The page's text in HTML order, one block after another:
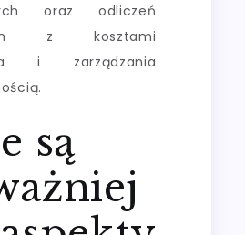
oraz odliczeń
z kosztami
i zarządzania
są